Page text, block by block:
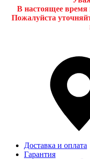
В настоящее время
Пожалуйста
Доставка и оплата
Гарантия